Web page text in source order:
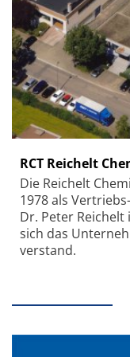
RCT Reichelt
Die Reichelt
1978 als
Dr. Peter
sich das
verstand.